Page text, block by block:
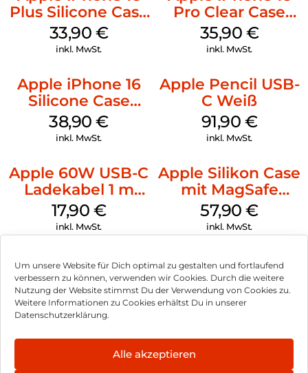
Um unsere Website für Dich optimal zu gestalten und fortlaufend
verbessern zu können, verwenden wir Cookies. Durch die weitere
Nutzung der Website stimmst Du der Verwendung von Cookies zu.
Weitere Informationen zu Cookies erhältst Du in unserer
Datenschutzerklärung.
Alle akzeptieren
Plus Silicone Case
MagSafe Lake
Green
33,90 €
inkl. MwSt.
Pro Clear Case
MagSafe
Transparent
35,90 €
inkl. MwSt.
Apple iPhone 16
Silicone Case
MagSafe
Ultramarine
38,90€
inkl. MwSt.
Apple Pencil USB-
C Weiß
91,90 €
inkl. MwSt.
Apple 60W USB-C
Ladekabel 1 m
Weiß
17,90 €
inkl. MwSt.
Apple Silikon Case
mit MagSafe
iPhone 14 Pro
(PRODUCT)RED
57,90€
inkl. MwSt.
Impressum